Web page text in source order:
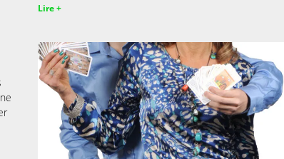
Lire +